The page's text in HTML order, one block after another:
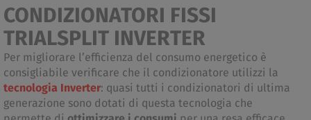
CONDIZIONATORI FISSI
TRIALSPLIT INVERTER
Per migliorare l’efficienza del consumo energetico è
consigliabile verificare che il condizionatore utilizzi la
tecnologia Inverter: quasi tutti i condizionatori di ultima
generazione sono dotati di questa tecnologia che